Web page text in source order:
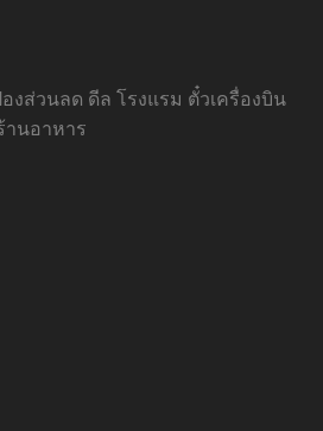
งส่วนลด ดีล โรงแรม ตั๋วเครื่องบิน
านอาหาร